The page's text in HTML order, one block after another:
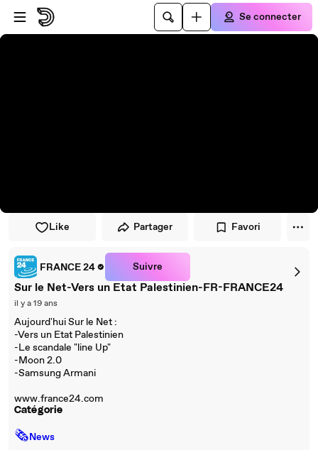
Passer au player
Passer au contenu principal
Se connecter
Like Partager Favori
FRANCE 24 Suivre
Sur le Net-Vers un Etat Palestinien-FR-FRANCE24
il y a 19 ans
Aujourd'hui Sur le Net :
-Vers un Etat Palestinien
-Le scandale "line Up"
-Moon 2.0
-Samsung Armani
www.france24.com
Catégorie
🗞News